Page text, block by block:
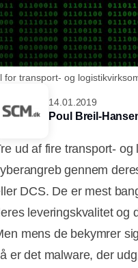
transport- og
14.01.2019
Poul Breil-
ud af fire transport-
gennem
DCS. De er mest
leveringskvalitet og
mens de bekymrer
er det malware, der